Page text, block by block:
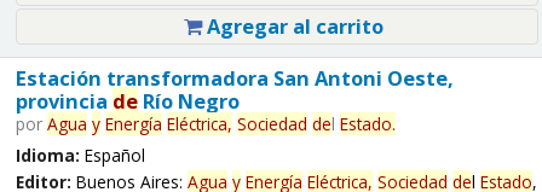
Agregar al carrito
Estación transformadora San Antoni Oeste,
provincia deRío Negro
por Agua y Energía Eléctrica, Sociedad del Estado.
Idioma: Español
Editor: Buenos Aires: Agua y Energía Eléctrica, Sociedad del Estado,